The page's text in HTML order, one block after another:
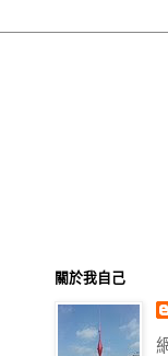
關於我自己